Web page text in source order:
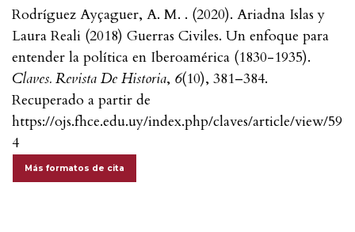
Rodríguez Ayçaguer, A. M. . (2020). Ariadna Islas y
Laura Reali (2018) Guerras Civiles. Un enfoque para
entender la política en Iberoamérica (1830-1935).
Claves. Revista De Historia, 6(10), 381–384.
Recuperado a partir de
https://ojs.fhce.edu.uy/index.php/claves/article/view/59
4
Más formatos de cita